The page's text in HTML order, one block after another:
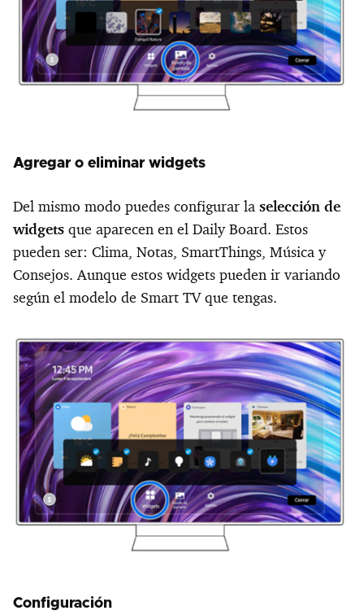
Agregar o eliminar widgets
Del mismo modo puedes configurar la selección de
widgets que aparecen en el Daily Board. Estos
pueden ser: Clima, Notas, SmartThings, Música y
Consejos. Aunque estos widgets pueden ir variando
según el modelo de Smart TV que tengas.
Configuración